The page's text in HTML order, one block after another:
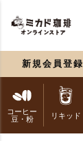
新規会員登録
コーヒー
豆・粉
リキッド